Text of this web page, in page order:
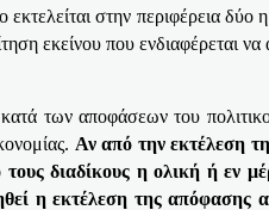
εκτελείται στην περιφέρεια
εκείνου που ενδιαφέρεται
των αποφάσεων του
Αν από την εκτέλεση
διαδίκους η ολική ή εν
η εκτέλεση της απόφασης